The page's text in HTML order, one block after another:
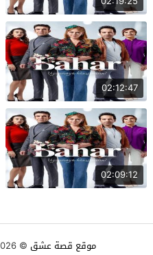
02:12:47
02:09:12
موقع قصة عشق © 2026 جميع الحقوق محفوظة.